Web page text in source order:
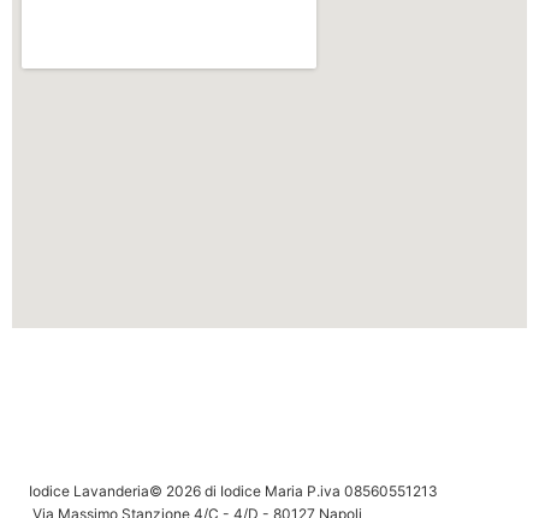
Iodice Lavanderia© 2026 di Iodice Maria P.iva 08560551213
Via Massimo Stanzione 4/C - 4/D - 80127 Napoli